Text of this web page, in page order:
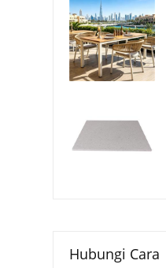
Hubungi Cara